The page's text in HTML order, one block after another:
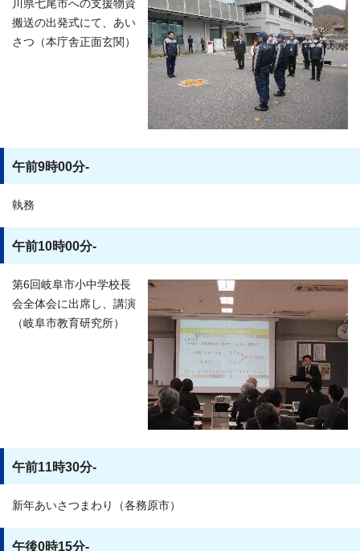
川県七尾市への支援物資
搬送の出発式にて、あい
さつ（本庁舎正面玄関）
午前9時00分-
執務
午前10時00分-
第6回岐阜市小中学校長
会全体会に出席し、講演
（岐阜市教育研究所）
午前11時30分-
新年あいさつまわり（各務原市）
午後0時15分-